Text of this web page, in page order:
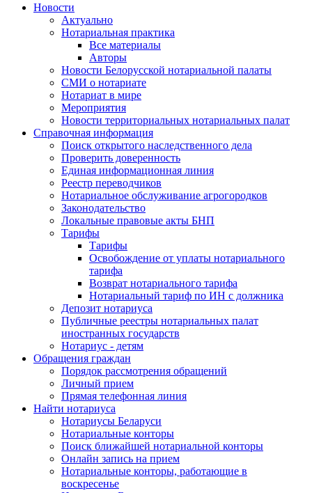
Новости
Актуально
Нотариальная практика
Все материалы
Авторы
Новости Белорусской нотариальной палаты
СМИ о нотариате
Нотариат в мире
Мероприятия
Новости территориальных нотариальных палат
Справочная информация
Поиск открытого наследственного дела
Проверить доверенность
Единая информационная линия
Реестр переводчиков
Нотариальное обслуживание агрогородков
Законодательство
Локальные правовые акты БНП
Тарифы
Тарифы
Освобождение от уплаты нотариального
тарифа
Возврат нотариального тарифа
Нотариальный тариф по ИН с должника
Депозит нотариуса
Публичные реестры нотариальных палат
иностранных государств
Нотариус - детям
Обращения граждан
Порядок рассмотрения обращений
Личный прием
Прямая телефонная линия
Найти нотариуса
Нотариусы Беларуси
Нотариальные конторы
Поиск ближайшей нотариальной конторы
Онлайн запись на прием
Нотариальные конторы, работающие в
воскресенье